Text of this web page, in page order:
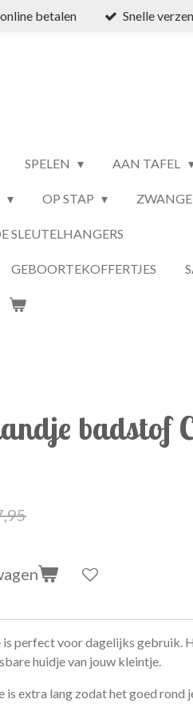
betalen Snelle
SPELEN AAN TAFEL
OP STAP
SLEUTELHANGERS
GEBOORTEKOFFERTJES
badstof
is perfect voor dagelijks gebruik.
huidje van jouw kleintje.
is extra lang zodat het goed rond